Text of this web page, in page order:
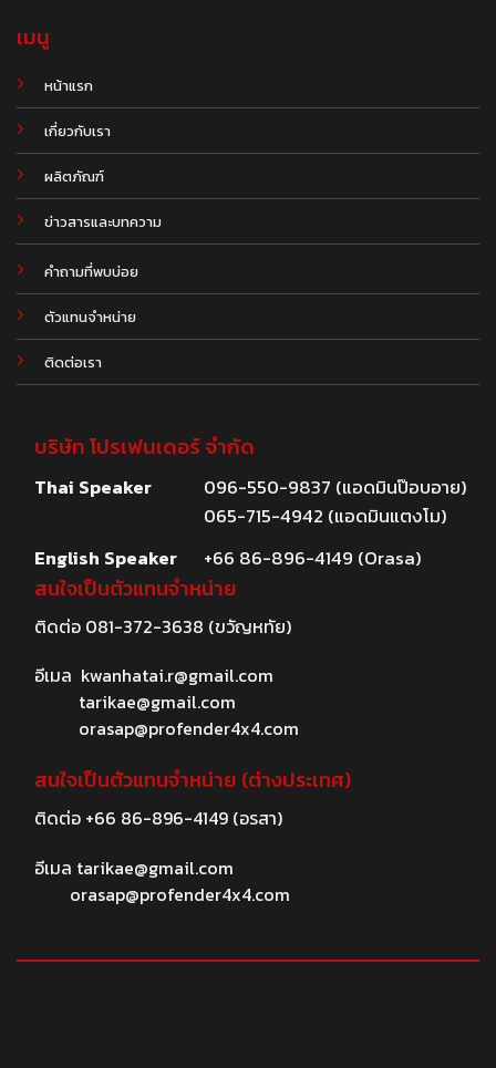
เมนู
หน้าแรก
เกี่ยวกับเรา
ผลิตภัณฑ์
ข่าวสารและบทความ
.
คำถามที่พบบ่อย
ตัวแทนจำหน่าย
ติดต่อเรา
บริษัท โปรเฟนเดอร์ จำกัด
Thai Speaker
096-550-9837 (แอดมินป๊อบอาย)
065-715-4942 (แอดมินแตงโม)
English Speaker
+66 86-896-4149 (Orasa)
สนใจเป็นตัวแทนจำหน่าย
ติดต่อ 081-372-3638 (ขวัญหทัย)
อีเมล kwanhatai.r@gmail.com
tarikae@gmail.com
orasap@profender4x4.com
สนใจเป็นตัวแทนจำหน่าย (ต่างประเทศ)
ติดต่อ +66 86-896-4149(อรสา)
อีเมล tarikae@gmail.com
orasap@profender4x4.com